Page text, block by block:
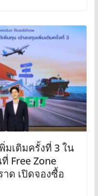
พิ่มเติมครั้งที่ 3 ใน
Free Zone
ด เปิดจองซื้อ